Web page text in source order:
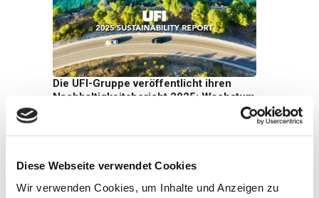
Diese Webseite verwendet Cookies
Wir verwenden Cookies, um Inhalte und Anzeigen zu
Die UFI-Gruppe veröffentlicht ihren
Nachhaltigkeitsbericht 2025: Wachstum